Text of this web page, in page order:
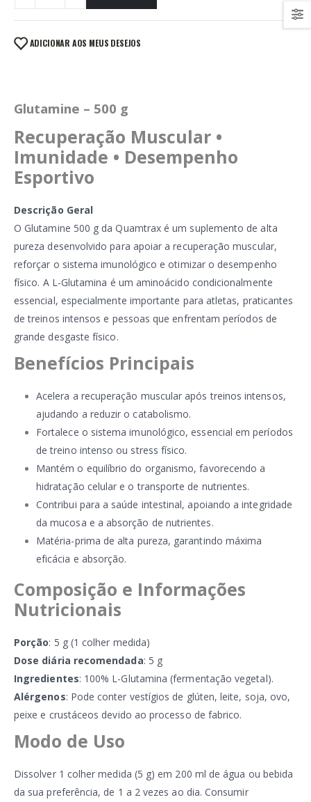
ADICIONAR AOS MEUS DESEJOS
Glutamine – 500 g
Recuperação Muscular •
Imunidade • Desempenho
Esportivo
Descrição Geral
O Glutamine 500 g da Quamtrax é um suplemento de alta
pureza desenvolvido para apoiar a recuperação muscular,
reforçar o sistema imunológico e otimizar o desempenho
físico. A L-Glutamina é um aminoácido condicionalmente
essencial, especialmente importante para atletas, praticantes
de treinos intensos e pessoas que enfrentam períodos de
grande desgaste físico.
Benefícios Principais
Acelera a recuperação muscular após treinos intensos,
ajudando a reduzir o catabolismo.
Fortalece o sistema imunológico, essencial em períodos
de treino intenso ou stress físico.
Mantém o equilíbrio do organismo, favorecendo a
hidratação celular e o transporte de nutrientes.
Contribui para a saúde intestinal, apoiando a integridade
da mucosa e a absorção de nutrientes.
Matéria-prima de alta pureza, garantindo máxima
eficácia e absorção.
Composição e Informações
Nutricionais
Porção: 5 g (1 colher medida)
Dose diária recomendada: 5 g
Ingredientes: 100% L-Glutamina (fermentação vegetal).
Alérgenos: Pode conter vestígios de glúten, leite, soja, ovo,
peixe e crustáceos devido ao processo de fabrico.
Modo de Uso
Dissolver 1 colher medida (5 g) em 200 ml de água ou bebida
da sua preferência, de 1 a 2 vezes ao dia. Consumir